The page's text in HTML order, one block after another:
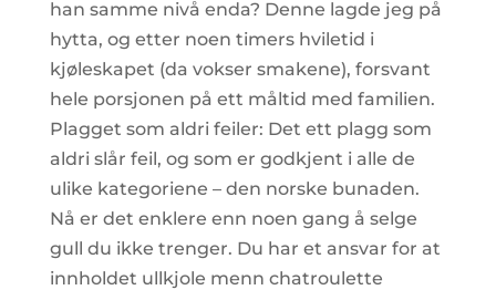
han samme nivå enda? Denne lagde jeg på
hytta, og etter noen timers hviletid i
kjøleskapet (da vokser smakene), forsvant
hele porsjonen på ett måltid med familien.
Plagget som aldri feiler: Det ett plagg som
aldri slår feil, og som er godkjent i alle de
ulike kategoriene – den norske bunaden.
Nå er det enklere enn noen gang å selge
gull du ikke trenger. Du har et ansvar for at
innholdet ullkjole menn chatroulette